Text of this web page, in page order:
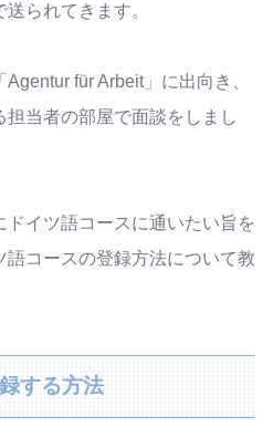
られてきます。
für Arbeit」に出向き、
当者の部屋で面談をしまし
ドイツ語コースに通いたい旨を
コースの登録方法について教
する方法